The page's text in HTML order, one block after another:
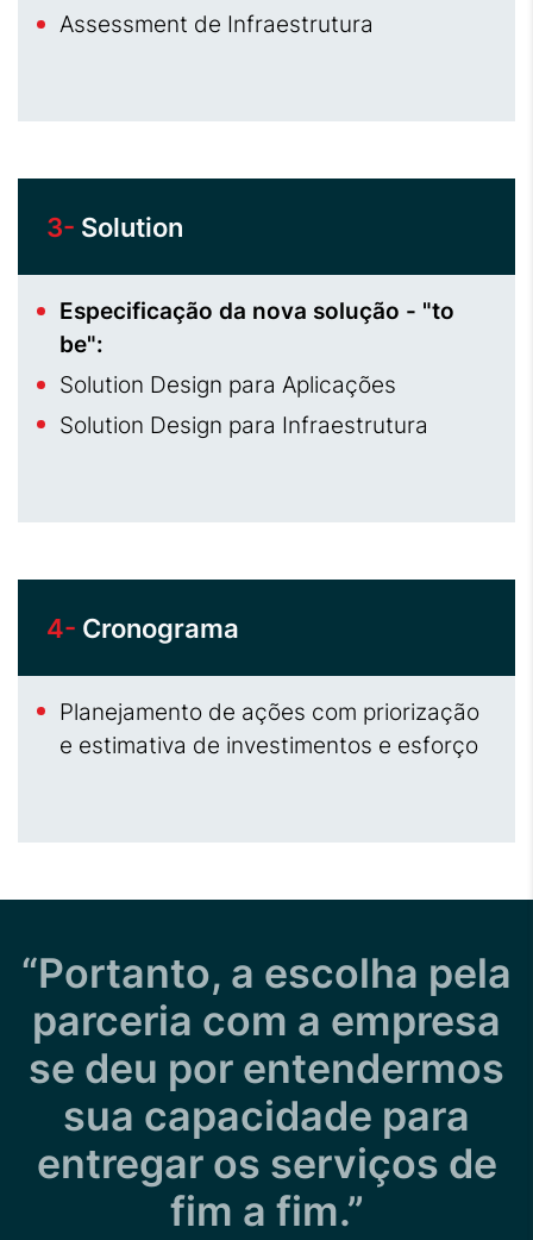
Assessment de Infraestrutura
3- Solution
Especificação da nova solução - "to
be":
Solution Design para Aplicações
Solution Design para Infraestrutura
4- Cronograma
Planejamento de ações com priorização
e estimativa de investimentos e esforço
“Portanto, a escolha pela
parceria com a empresa
se deu por entendermos
sua capacidade para
entregar os serviços de
fim a fim.”